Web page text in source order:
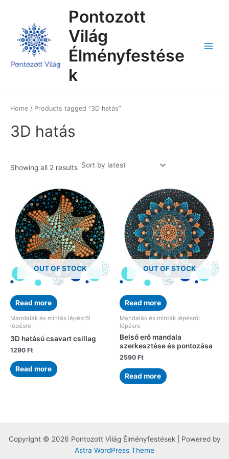
content
Pontozott
Világ
Élményfestése
k
Home / Products tagged “3D hatás”
3D hatás
Showing all 2 results
OUT OF STOCK
Read more
Mandalák és minták lépésről
lépésre
3D hatású csavart csillag
1290 Ft
Read more
OUT OF STOCK
Read more
Mandalák és minták lépésről
lépésre
Belső erő mandala
szerkesztése és pontozása
2590 Ft
Read more
Copyright © 2026 Pontozott Világ Élményfestések | Powered by
Astra WordPress Theme